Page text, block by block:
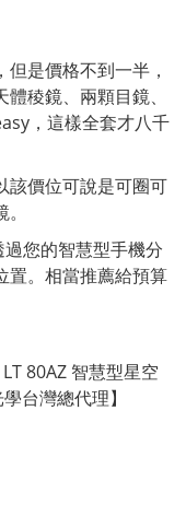
是價格不到一半，
稜鏡、兩顆目鏡、
，這樣全套才八千
該價位可說是可圈可
您的智慧型手機分
置。相當推薦給預算